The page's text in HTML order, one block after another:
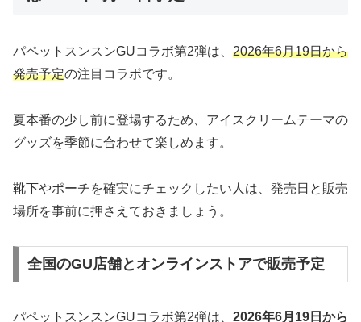
パペットスンスンGUコラボ第2弾は、 2026年6月19日から
発売予定の注目コラボです。
夏本番の少し前に登場するため、アイスクリームテーマの
グッズを季節に合わせて楽しめます。
靴下やポーチを確実にチェックしたい人は、発売日と販売
場所を事前に押さえておきましょう。
全国のGU店舗とオンラインストアで販売予定
パペットスンスンGUコラボ第2弾は、 2026年6月19日から